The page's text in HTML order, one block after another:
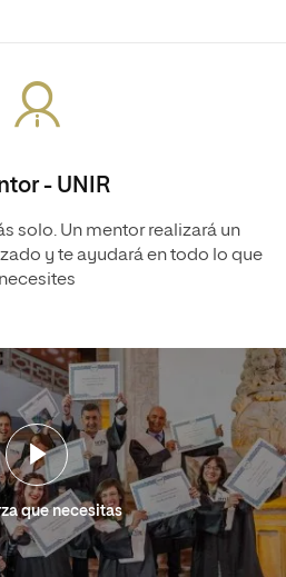
- UNIR
solo. Un mentor realizará un
y te ayudará en todo lo que
necesites
que necesitas